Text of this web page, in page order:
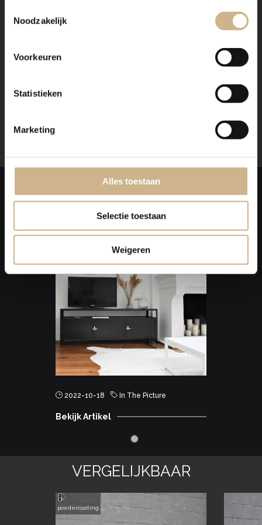
Noodzakelijk
Voorkeuren
Statistieken
Marketing
Alles toestaan
Selectie toestaan
Weigeren
voorzien van een poedercoating
. Dit geeft een
contact met ons op. Wij maken graag vrijblijvend een
offerte voor het meubel van je voorkeur!
Laat je INSPIREREN
2022-10-18 In The Picture
Bekijk Artikel
VERGELIJKBAAR
poedercoating